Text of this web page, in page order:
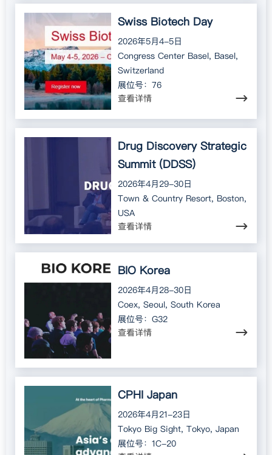
Swiss Biotech Day
2026年5月4-5日
Congress Center Basel, Basel,
Switzerland
展位号：76
查看详情
Drug Discovery Strategic
Summit (DDSS)
2026年4月29-30日
Town & Country Resort, Boston,
USA
查看详情
BIO Korea
2026年4月28-30日
Coex, Seoul, South Korea
展位号：G32
查看详情
CPHI Japan
2026年4月21-23日
Tokyo Big Sight, Tokyo, Japan
展位号：1C-20